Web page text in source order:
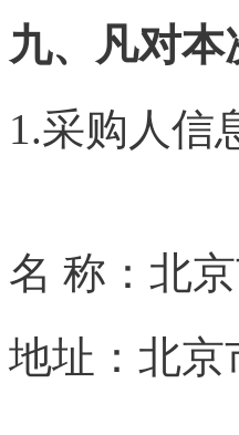
九、凡对
1.采购人信
名 称：
地址：